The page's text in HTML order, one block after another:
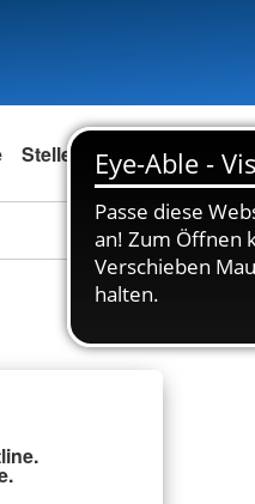
Stellenbörse Über uns